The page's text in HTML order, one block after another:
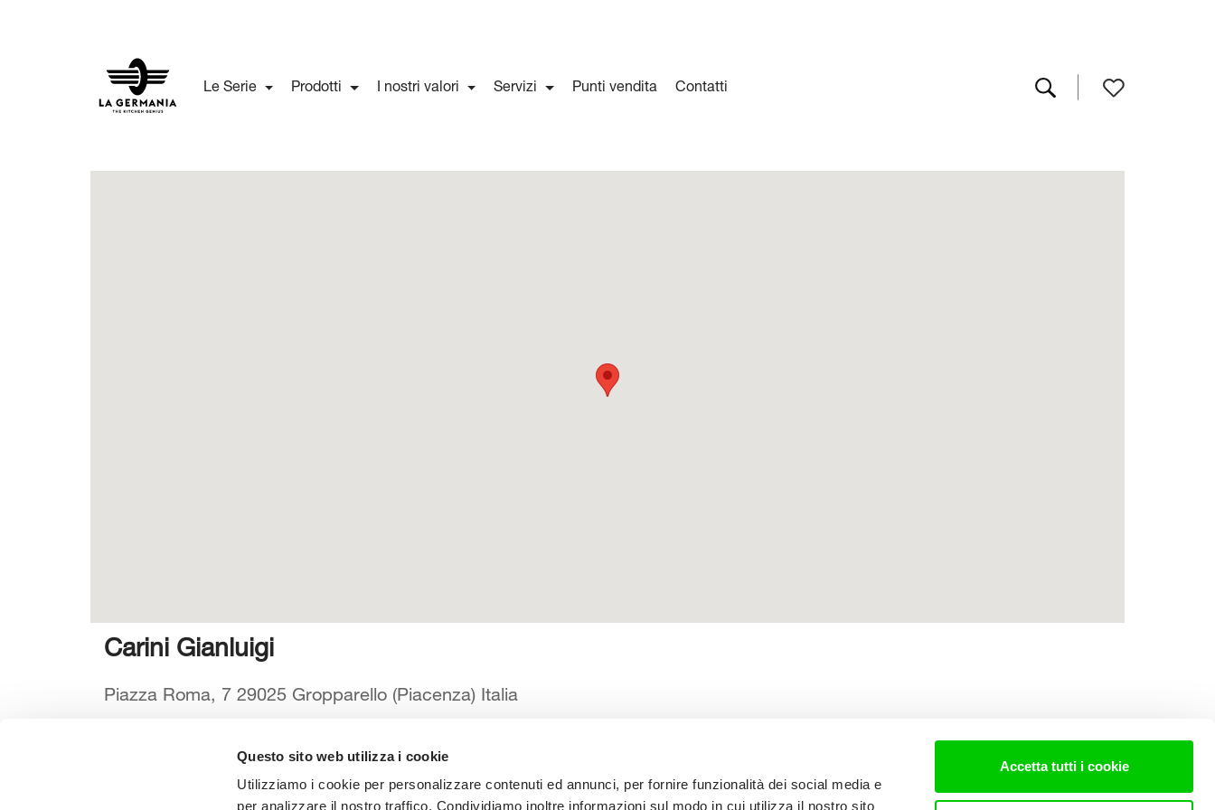
Questo sito web utilizza i cookie
Utilizziamo i cookie per personalizzare contenuti ed annunci, per fornire funzionalità dei social media e
per analizzare il nostro traffico. Condividiamo inoltre informazioni sul modo in cui utilizza il nostro sito
Accetta tutti i cookie
Le Serie Prodotti I nostri valori Servizi Punti vendita Contatti
Carini Gianluigi
Piazza Roma, 7 29025 Gropparello (Piacenza) Italia
Seleziona la tua Area Scarica il catalogo Manuali d’istruzione Contatti Lavora con noi